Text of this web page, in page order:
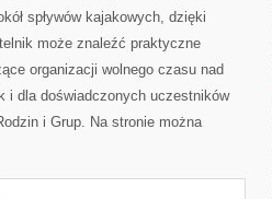
spływów kajakowych, dzięki
może znaleźć praktyczne
organizacji wolnego czasu nad
i dla doświadczonych uczestników
i Grup. Na stronie można